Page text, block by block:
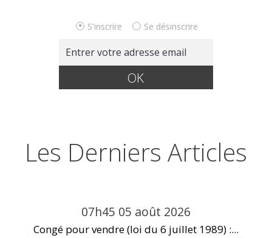
S'inscrire Se désinscrire
Les Derniers Articles
07h45 05 août 2026
Congé pour vendre (loi du 6 juillet 1989) :...